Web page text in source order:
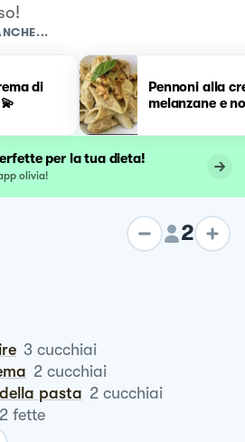
di
Pennoni alla
melanzane e
per la tua dieta!
olivia!
2
3 cucchiai
2 cucchiai
pasta 2 cucchiai
2 fette